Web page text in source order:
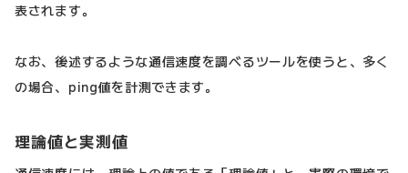
表されます。
なお、後述するような通信速度を調べるツールを使うと、多く
の場合、ping値を計測できます。
理論値と実測値